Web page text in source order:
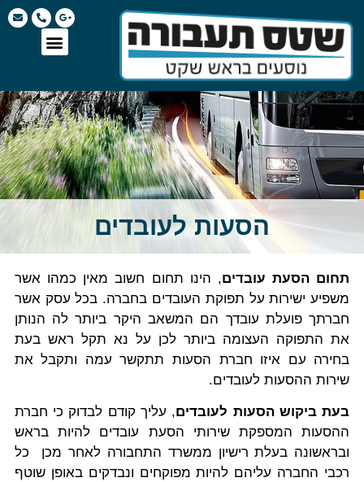
הסעות לעובדים
תחום הסעת עובדים, הינו תחום חשוב מאין כמהו אשר
משפיע ישירות על תפוקת העובדים בחברה. בכל עסק אשר
חברתך פועלת עובדך הם המשאב היקר ביותר לה הנותן
את התפוקה העצומה ביותר לכן על נא תקל ראש בעת
בחירה עם איזו חברת הסעות תתקשר עמה ותקבל את
שירות ההסעות לעובדים.
בעת ביקוש הסעות לעובדים, עליך קודם לבדוק כי חברת
ההסעות המספקת שירותי הסעת עובדים להיות בראש
ובראשונה בעלת רישיון ממשרד התחבורה לאחר מכן כל
רכבי החברה עליהם להיות מפוקחים ונבדקים באופן שוטף